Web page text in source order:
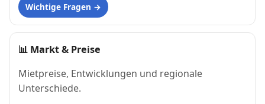
Wichtige Fragen
📊 Markt & Preise
Mietpreise, Entwicklungen und regionale
Unterschiede.